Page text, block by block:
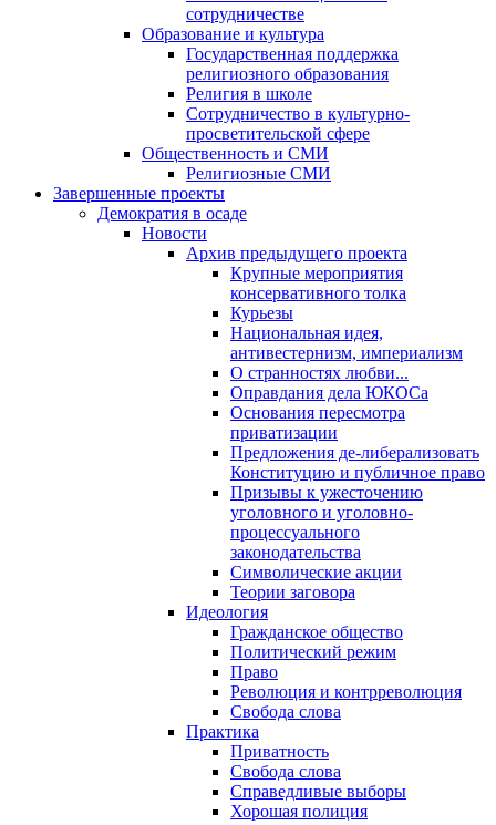
сотрудничестве
Образование и культура
Государственная поддержка
религиозного образования
Религия в школе
Сотрудничество в культурно-
просветительской сфере
Общественность и СМИ
Религиозные СМИ
Завершенные проекты
Демократия в осаде
Новости
Архив предыдущего проекта
Крупные мероприятия
консервативного толка
Курьезы
Национальная идея,
антивестернизм, империализм
О странностях любви...
Оправдания дела ЮКОСа
Основания пересмотра
приватизации
Предложения де-либерализовать
Конституцию и публичное право
Призывы к ужесточению
уголовного и уголовно-
процессуального
законодательства
Символические акции
Теории заговора
Идеология
Гражданское общество
Политический режим
Право
Революция и контрреволюция
Свобода слова
Практика
Приватность
Свобода слова
Справедливые выборы
Хорошая полиция